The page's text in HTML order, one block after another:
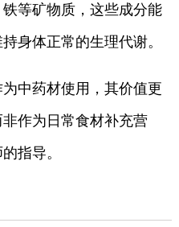
等矿物质，这些成分能
身体正常的生理代谢。
中药材使用，其价值更
作为日常食材补充营
指导。